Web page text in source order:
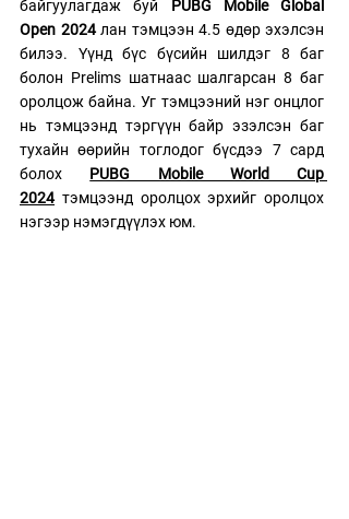
байгуулагдаж буй PUBG Mobile Global
Open 2024 лан тэмцээн 4.5 өдөр эхэлсэн
билээ. Үүнд бүс бүсийн шилдэг 8 баг
болон Prelims шатнаас шалгарсан 8 баг
оролцож байна. Уг тэмцээний нэг онцлог
нь тэмцээнд тэргүүн байр эзэлсэн баг
тухайн өөрийн тоглодог бүсдээ 7 сард
болох PUBG Mobile World Cup
2024 тэмцээнд оролцох эрхийг оролцох
нэгээр нэмэгдүүлэх юм.